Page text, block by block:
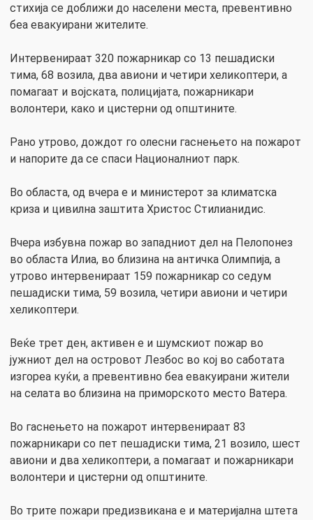
стихија се доближи до населени места, превентивно
беа евакуирани жителите.
Интервенираат 320 пожарникар со 13 пешадиски
тима, 68 возила, два авиони и четири хеликоптери, а
помагаат и војската, полицијата, пожарникари
волонтери, како и цистерни од општините.
Рано утрово, дождот го олесни гаснењето на пожарот
и напорите да се спаси Националниот парк.
Во областа, од вчера е и министерот за климатска
криза и цивилна заштита Христос Стилианидис.
Вчера избувна пожар во западниот дел на Пелопонез
во областа Илиа, во близина на античка Олимпија, а
утрово интервенираат 159 пожарникар со седум
пешадиски тима, 59 возила, четири авиони и четири
хеликоптери.
Веќе трет ден, активен е и шумскиот пожар во
јужниот дел на островот Лезбос во кој во саботата
изгореа куќи, а превентивно беа евакуирани жители
на селата во близина на приморското место Ватера.
Во гаснењето на пожарот интервенираат 83
пожарникари со пет пешадиски тима, 21 возило, шест
авиони и два хеликоптери, а помагаат и пожарникари
волонтери и цистерни од општините.
Во трите пожари предизвикана е и материјална штета